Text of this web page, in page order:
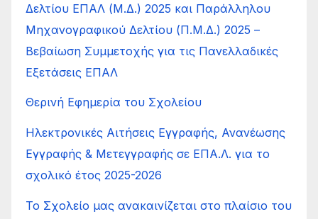
Δελτίου ΕΠΑΛ (Μ.Δ.) 2025 και Παράλληλου
Μηχανογραφικού Δελτίου (Π.Μ.Δ.) 2025 –
Βεβαίωση Συμμετοχής για τις Πανελλαδικές
Εξετάσεις ΕΠΑΛ
Θερινή Εφημερία του Σχολείου
Ηλεκτρονικές Αιτήσεις Εγγραφής, Ανανέωσης
Εγγραφής & Μετεγγραφής σε ΕΠΑ.Λ. για το
σχολικό έτος 2025-2026
Το Σχολείο μας ανακαινίζεται στο πλαίσιο του